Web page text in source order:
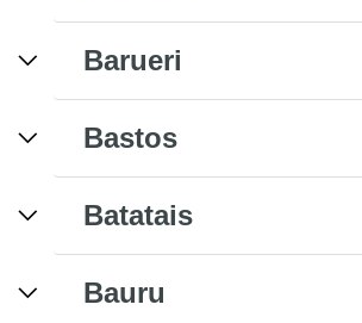
Barueri
Bastos
Batatais
Bauru